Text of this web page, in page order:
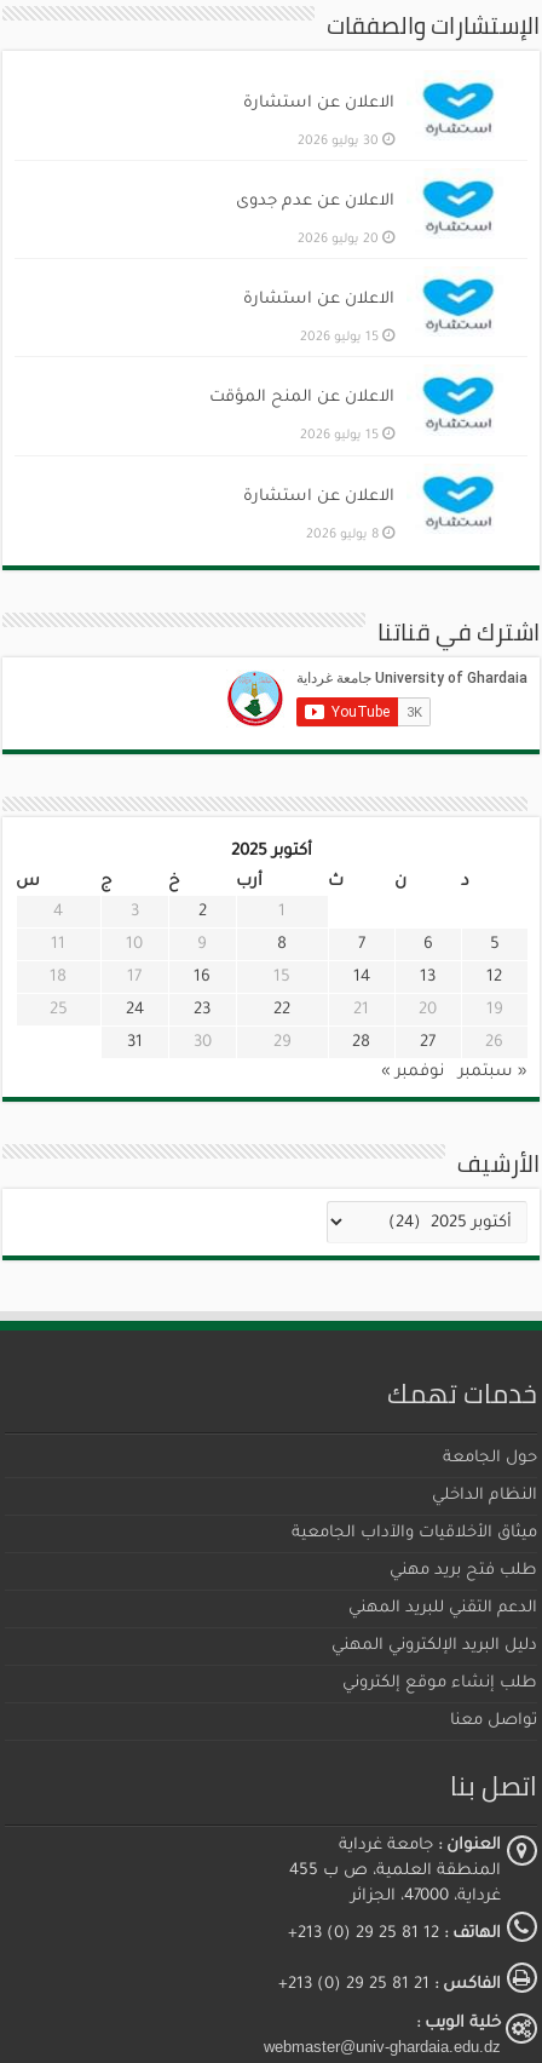
الإستشارات والصفقات
الاعلان عن استشارة
30 يوليو 2026
الاعلان عن عدم جدوى
20 يوليو 2026
الاعلان عن استشارة
15 يوليو 2026
الاعلان عن المنح المؤقت
15 يوليو 2026
الاعلان عن استشارة
8 يوليو 2026
اشترك في قناتنا
أكتوبر 2025
د
ن ث أرب خ ج
س
1
2
3
4
5
6
7
8
9
10
11
12
13
14
15
16
17
18
19
20
21
22
23
24
25
26
27
28
29
30
31
« سبتمبر
نوفمبر »
الأرشيف
الأرشيف
خدمات تهمك
حول الجامعة
النظام الداخلي
ميثاق اﻷخلاقيات والآداب الجامعية
طلب فتح بريد مهني
الدعم التقني للبريد المهني
دليل البريد الإلكتروني المهني
طلب إنشاء موقع إلكتروني
تواصل معنا
اتصل بنا
العنوان : جامعة غرداية
المنطقة العلمية، ص ب 455
غرداية، 47000، الجزائر
الهاتف : 12 81 25 29 (0) 213+
الفاكس :
خلية الويب :
webmaster@univ-ghardaia.edu.dz